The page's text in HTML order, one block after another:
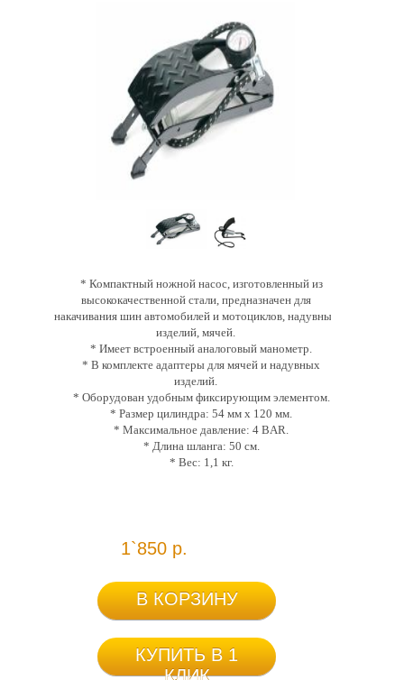
* Компактный ножной насос, изготовленный из
высококачественной стали, предназначен для
накачивания шин автомобилей и мотоциклов, надувных
изделий, мячей.
* Имеет встроенный аналоговый манометр.
* В комплекте адаптеры для мячей и надувных
изделий.
* Оборудован удобным фиксирующим элементом.
* Размер цилиндра: 54 мм х 120 мм.
* Максимальное давление: 4 BAR.
* Длина шланга: 50 см.
* Вес: 1,1 кг.
1`850 р.
В КОРЗИНУ
КУПИТЬ В 1
КЛИК